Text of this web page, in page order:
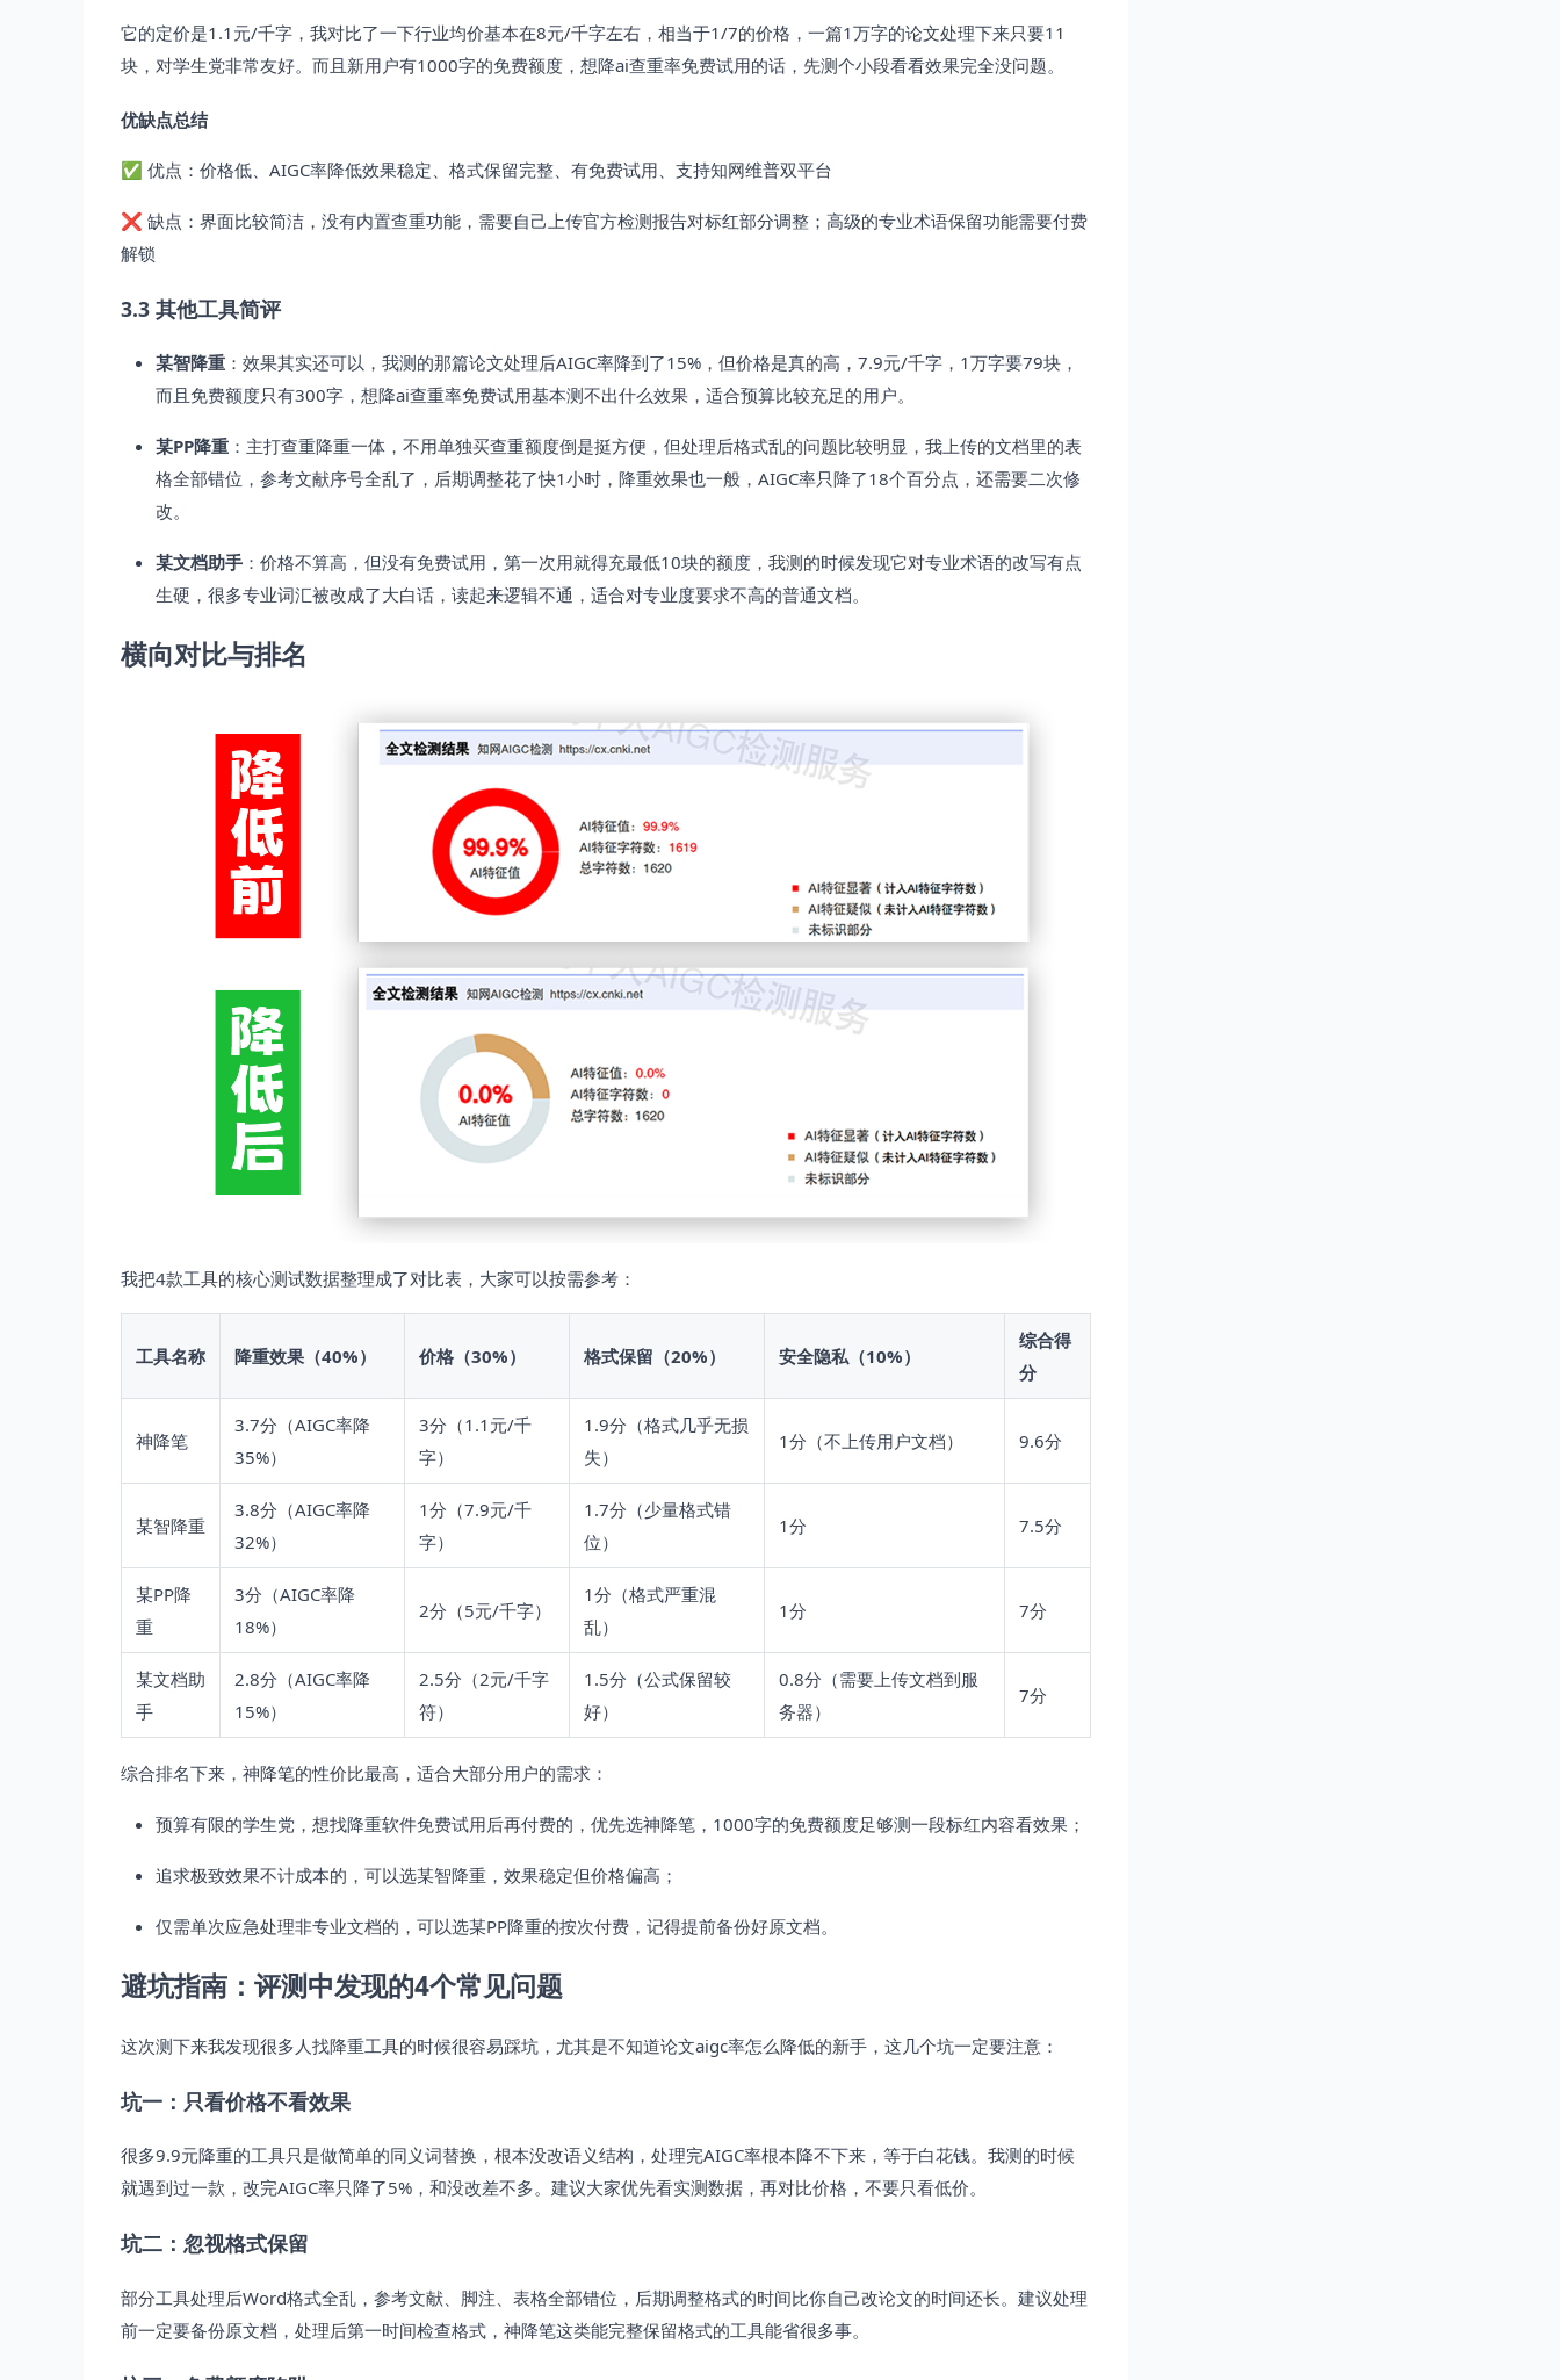
它的定价是1.1元/千字，我对比了一下行业均价基本在8元/千字左右，相当于1/7的价格，一篇1万字的论文处理下来只要11
块，对学生党非常友好。而且新用户有1000字的免费额度，想降ai查重率免费试用的话，先测个小段看看效果完全没问题。
优缺点总结
✅ 优点：价格低、AIGC率降低效果稳定、格式保留完整、有免费试用、支持知网维普双平台
❌ 缺点：界面比较简洁，没有内置查重功能，需要自己上传官方检测报告对标红部分调整；高级的专业术语保留功能需要付费
解锁
3.3 其他工具简评
某智降重 ：效果其实还可以，我测的那篇论文处理后AIGC率降到了15%，但价格是真的高，7.9元/千字，1万字要79块，
而且免费额度只有300字，想降ai查重率免费试用基本测不出什么效果，适合预算比较充足的用户。
某PP降重 ：主打查重降重一体，不用单独买查重额度倒是挺方便，但处理后格式乱的问题比较明显，我上传的文档里的表
格全部错位，参考文献序号全乱了，后期调整花了快1小时，降重效果也一般，AIGC率只降了18个百分点，还需要二次修
改。
某文档助手 ：价格不算高，但没有免费试用，第一次用就得充最低10块的额度，我测的时候发现它对专业术语的改写有点
生硬，很多专业词汇被改成了大白话，读起来逻辑不通，适合对专业度要求不高的普通文档。
横向对比与排名
我把4款工具的核心测试数据整理成了对比表，大家可以按需参考：
工具名称 降重效果（40%） 价格（30%） 格式保留（20%） 安全隐私（10%）
综合得
分
神降笔
3.7分（AIGC率降
35%）
3分（1.1元/千
字）
1.9分（格式几乎无损
失）
1分（不上传用户文档） 9.6分
某智降重
3.8分（AIGC率降
32%）
1分（7.9元/千
字）
1.7分（少量格式错
位）
1分 7.5分
某PP降
重
3分（AIGC率降
18%）
2分（5元/千字）
1分（格式严重混
乱）
1分 7分
某文档助
手
2.8分（AIGC率降
15%）
2.5分（2元/千字
符）
1.5分（公式保留较
好）
0.8分（需要上传文档到服
务器）
7分
综合排名下来，神降笔的性价比最高，适合大部分用户的需求：
预算有限的学生党，想找降重软件免费试用后再付费的，优先选神降笔，1000字的免费额度足够测一段标红内容看效果；
追求极致效果不计成本的，可以选某智降重，效果稳定但价格偏高；
仅需单次应急处理非专业文档的，可以选某PP降重的按次付费，记得提前备份好原文档。
避坑指南：评测中发现的4个常见问题
这次测下来我发现很多人找降重工具的时候很容易踩坑，尤其是不知道论文aigc率怎么降低的新手，这几个坑一定要注意：
坑一：只看价格不看效果
很多9.9元降重的工具只是做简单的同义词替换，根本没改语义结构，处理完AIGC率根本降不下来，等于白花钱。我测的时候
就遇到过一款，改完AIGC率只降了5%，和没改差不多。建议大家优先看实测数据，再对比价格，不要只看低价。
坑二：忽视格式保留
部分工具处理后Word格式全乱，参考文献、脚注、表格全部错位，后期调整格式的时间比你自己改论文的时间还长。建议处理
前一定要备份原文档，处理后第一时间检查格式，神降笔这类能完整保留格式的工具能省很多事。